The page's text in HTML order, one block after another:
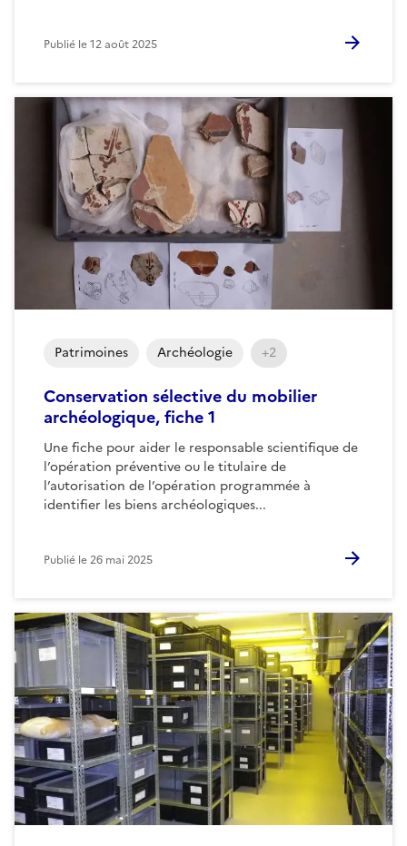
Publié le12 août 2025
Conservation sélective du mobilier
archéologique, fiche 1
Une fiche pour aider le responsable scientifique de
l’opération préventive ou le titulaire de
l’autorisation de l’opération programmée à
identifier les biens archéologiques...
Patrimoines Archéologie +2
Publié le26 mai 2025